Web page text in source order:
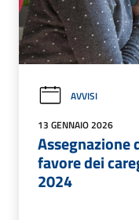
AVVISI
13 GENNAIO 2026
Assegnazione
favore dei
2024